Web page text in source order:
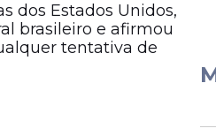
dos Estados Unidos,
brasileiro e afirmou
tentativa de